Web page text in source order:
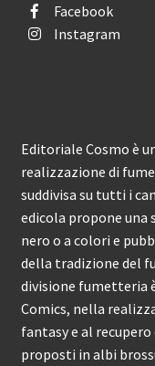
Facebook
Instagram
Editoriale Cosmo è
realizzazione di
suddivisa su tutti i
edicola propone una
nero o a colori e
della tradizione del
divisione fumetteria
Comics, nella
fantasy e al
proposti in albi